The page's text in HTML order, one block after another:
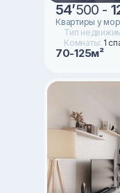
54’500 -
Квартиры у
Тип
Комнаты: 1
70-125м²